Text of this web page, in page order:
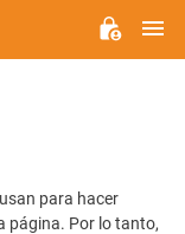
para hacer
página. Por lo tanto,